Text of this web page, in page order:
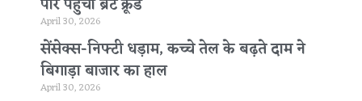
April 30, 2026
सेंसेक्स-निफ्टी धड़ाम, कच्चे तेल के बढ़ते दाम ने
बिगाड़ा बाजार का हाल
April 30, 2026